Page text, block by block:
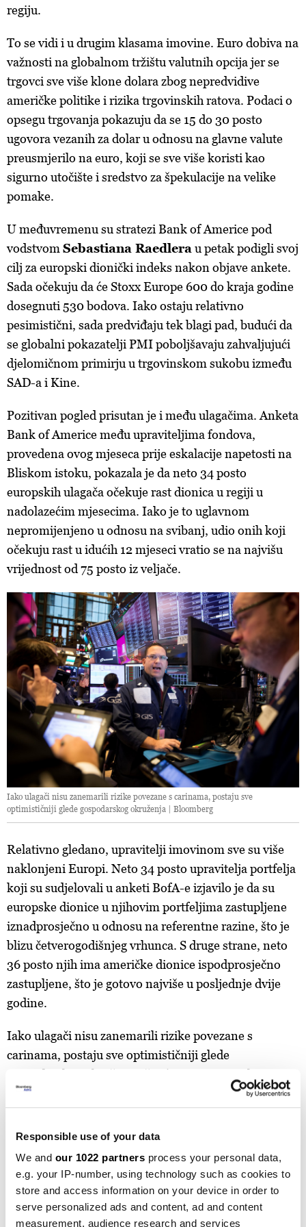
Responsible use of your data
We and our 1022 partners process your personal data,
e.g. your IP-number, using technology such as cookies to
store and access information on your device in order to
serve personalized ads and content, ad and content
measurement, audience research and services
regiju.
To se vidi i u drugim klasama imovine. Euro dobiva na
važnosti na globalnom tržištu valutnih opcija jer se
trgovci sve više klone dolara zbog nepredvidive
američke politike i rizika trgovinskih ratova. Podaci o
opsegu trgovanja pokazuju da se 15 do 30 posto
ugovora vezanih za dolar u odnosu na glavne valute
preusmjerilo na euro, koji se sve više koristi kao
sigurno utočište i sredstvo za špekulacije na velike
pomake.
U međuvremenu su stratezi Bank of Americe pod
vodstvom Sebastiana Raedlera u petak podigli svoj
cilj za europski dionički indeks nakon objave ankete.
Sada očekuju da će Stoxx Europe 600 do kraja godine
dosegnuti 530 bodova. Iako ostaju relativno
pesimistični, sada predviđaju tek blagi pad, budući da
se globalni pokazatelji PMI poboljšavaju zahvaljujući
djelomičnom primirju u trgovinskom sukobu između
SAD-a i Kine.
Pozitivan pogled prisutan je i među ulagačima. Anketa
Bank of Americe među upraviteljima fondova,
provedena ovog mjeseca prije eskalacije napetosti na
Bliskom istoku, pokazala je da neto 34 posto
europskih ulagača očekuje rast dionica u regiji u
nadolazećim mjesecima. Iako je to uglavnom
nepromijenjeno u odnosu na svibanj, udio onih koji
očekuju rast u idućih 12 mjeseci vratio se na najvišu
vrijednost od 75 posto iz veljače.
Iako ulagači nisu zanemarili rizike povezane s carinama, postaju sve
optimističniji glede gospodarskog okruženja | Bloomberg
Relativno gledano, upravitelji imovinom sve su više
naklonjeni Europi. Neto 34 posto upravitelja portfelja
koji su sudjelovali u anketi BofA-e izjavilo je da su
europske dionice u njihovim portfeljima zastupljene
iznadprosječno u odnosu na referentne razine, što je
blizu četverogodišnjeg vrhunca. S druge strane, neto
36 posto njih ima američke dionice ispodprosječno
zastupljene, što je gotovo najviše u posljednje dvije
godine.
Iako ulagači nisu zanemarili rizike povezane s
carinama, postaju sve optimističniji glede
gospodarskog okruženja, što će se, prema anketi,
odraziti i na dobitke poduzeća.
razvijati", rekao je partner Goldman Sachs Groupa i
glavni strateg za globalne dionice Peter
Oppenheimer
, dodajući kako slabiji dolar ide u
korist europskoj imovini. "Ukupni prinosi europskih
dionica vrlo su privlačni za ulagače, osobito jer većina